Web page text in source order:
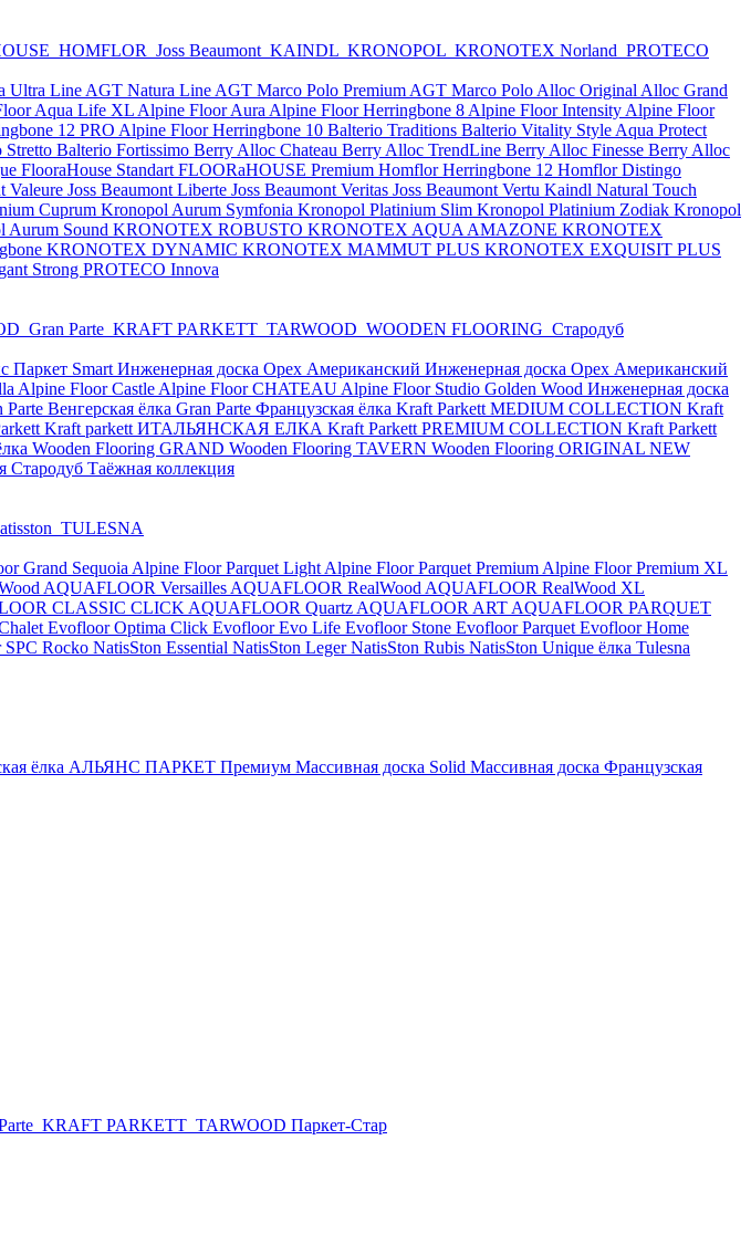
HOMFLOR Joss Beaumont KAINDL KRONOPOL KRONOTEX Norland PROTECO
Ultra Line AGT Natura Line AGT Marco Polo Premium AGT Marco Polo Alloc Original Alloc Grand
Aqua Life XL Alpine Floor Aura Alpine Floor Herringbone 8 Alpine Floor Intensity Alpine Floor
12 PRO Alpine Floor Herringbone 10 Balterio Traditions Balterio Vitality Style Aqua Protect
Stretto Balterio Fortissimo Berry Alloc Chateau Berry Alloc TrendLine Berry Alloc Finesse Berry Alloc
FlooraHouse Standart FLOORaHOUSE Premium Homflor Herringbone 12 Homflor Distingo
Valeure Joss Beaumont Liberte Joss Beaumont Veritas Joss Beaumont Vertu Kaindl Natural Touch
Cuprum Kronopol Aurum Symfonia Kronopol Platinium Slim Kronopol Platinium Zodiak Kronopol
Aurum Sound KRONOTEX ROBUSTO KRONOTEX AQUA AMAZONE KRONOTEX
KRONOTEX DYNAMIC KRONOTEX MAMMUT PLUS KRONOTEX EXQUISIT PLUS
Strong PROTECO Innova
Gran Parte KRAFT PARKETT TARWOOD WOODEN FLOORING Стародуб
Паркет Smart Инженерная доска Орех Американский Инженерная доска Орех Американский
Alpine Floor Castle Alpine Floor CHATEAU Alpine Floor Studio Golden Wood Инженерная доска
Parte Венгерская ёлка Gran Parte Французская ёлка Kraft Parkett MEDIUM COLLECTION Kraft
Kraft parkett ИТАЛЬЯНСКАЯ ЕЛКА Kraft Parkett PREMIUM COLLECTION Kraft Parkett
Wooden Flooring GRAND Wooden Flooring TAVERN Wooden Flooring ORIGINAL NEW
Стародуб Таёжная коллекция
TULESNA
Grand Sequoia Alpine Floor Parquet Light Alpine Floor Parquet Premium Alpine Floor Premium XL
AQUAFLOOR Versailles AQUAFLOOR RealWood AQUAFLOOR RealWood XL
CLASSIC CLICK AQUAFLOOR Quartz AQUAFLOOR ART AQUAFLOOR PARQUET
Evofloor Optima Click Evofloor Evo Life Evofloor Stone Evofloor Parquet Evofloor Home
SPC Rocko NatisSton Essential NatisSton LegerNatisSton Rubis NatisSton Unique ёлка Tulesna
ёлка АЛЬЯНС ПАРКЕТ Премиум Массивная доска Solid Массивная доска Французская
KRAFT PARKETT TARWOOD Паркет-Стар